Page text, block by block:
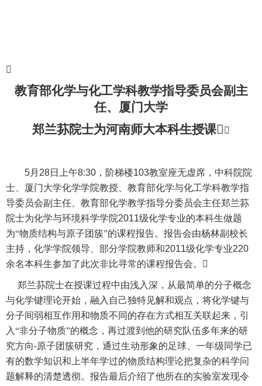

教育部化学与化工学科教学指导委员会副主
任、厦门大学
郑兰荪院士为河南师大本科生授课 
5月 28日上午8:30 ，阶梯楼103教室座无虚席，中科院院
士、厦门大学化学学院教授、教育部化学与化工学科教学指
导委员会副主任、教育部化学教学指导分委员会主任郑兰荪
院士为化学与环境科学学院2011级化学专业的本科生做题
为“物质结构与原子团簇”的课程报告。报告会由杨林副校长
主持，化学学院领导、部分学院教师和2011级化学专业220
余名本科生参加了此次非比寻常的课程报告会。

郑兰荪院士在授课过程中由浅入深，从最简单的分子概念
与化学键理论开始，融入自己独特见解和观点，将化学键与
分子间弱相互作用和物质不同的存在方式相互关联起来，引
入“非分子物质”的概念，再过渡到他的研究队伍多年来的研
究方向-原子团簇研究，通过生动形象的足球、一年级同学已
有的数学知识和上半年学过的物质结构理论把复杂的科学问
题解释的清楚透彻。报告最后介绍了他所在的实验室发现令